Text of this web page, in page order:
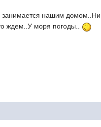
нашим
ждем..У моря погоды..